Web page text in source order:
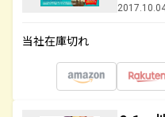
当社在庫切れ